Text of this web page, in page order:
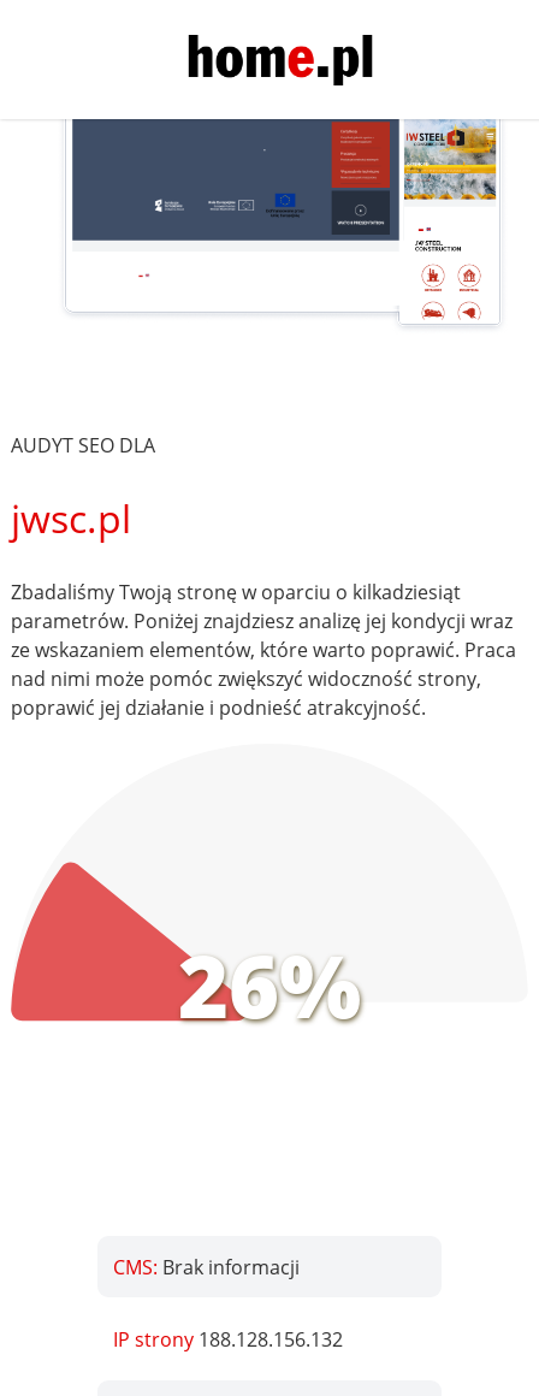
AUDYT SEO DLA
jwsc.pl
Zbadaliśmy Twoją stronę w oparciu o kilkadziesiąt
parametrów. Poniżej znajdziesz analizę jej kondycji wraz
ze wskazaniem elementów, które warto poprawić. Praca
nad nimi może pomóc zwiększyć widoczność strony,
poprawić jej działanie i podnieść atrakcyjność.
26%
CMS: Brak informacji
IP strony 188.128.156.132